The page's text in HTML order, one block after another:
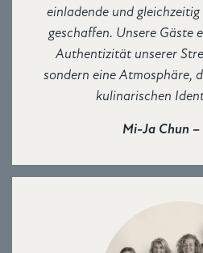
einladende und
geschaffen. Unsere Gäste
Authentizität unserer
sondern eine Atmosphäre,
kulinarischen
Mi-Ja Chun